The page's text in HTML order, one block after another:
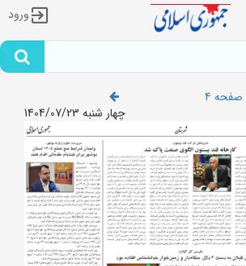
ورود
صفحه 4
چهار شنبه 1404/07/23